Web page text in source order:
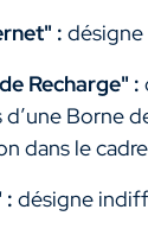
: désigne
Recharge" :
Borne
dans le
: désigne